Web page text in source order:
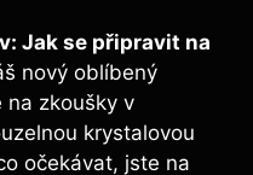
Jak se připravit na
nový oblíbený
na zkoušky v
krystalovou
očekávat, jste na